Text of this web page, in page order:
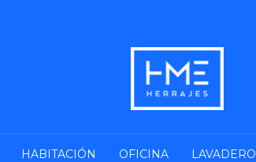
HABITACIÓN OFICINA LAVADERO